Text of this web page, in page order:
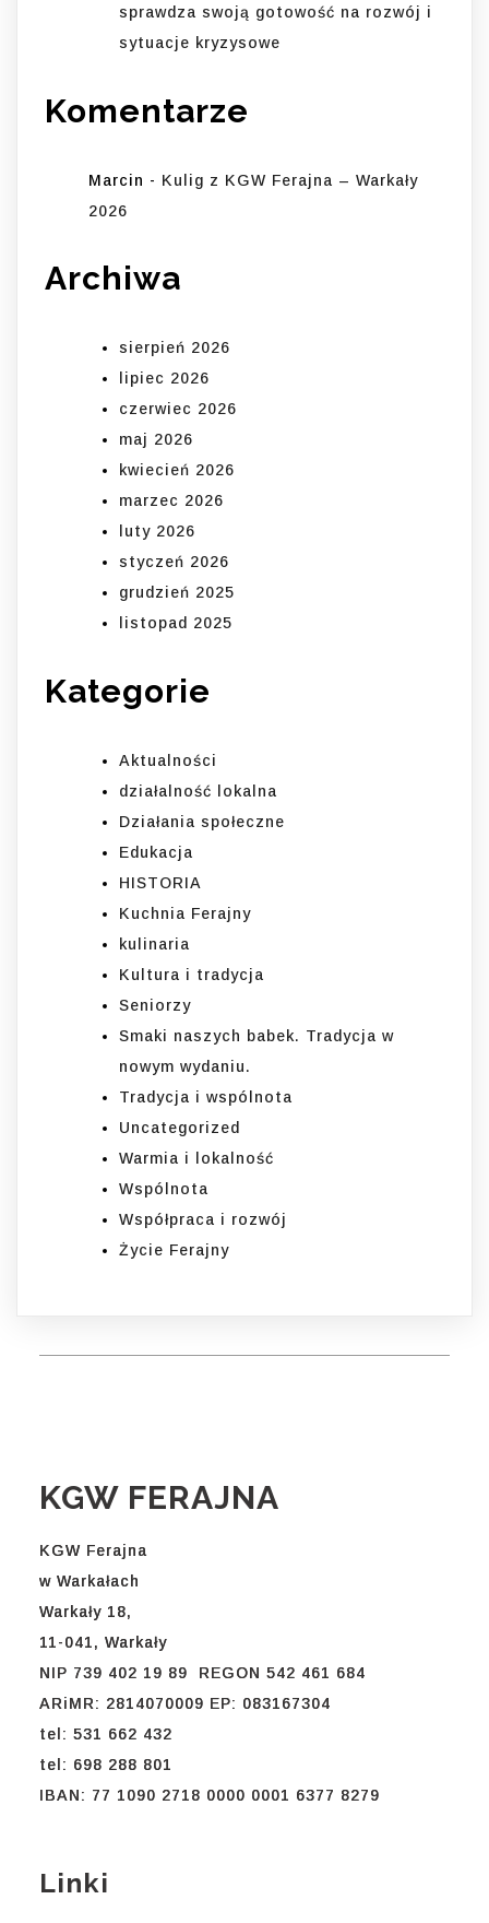
sprawdza swoją gotowość na rozwój i
sytuacje kryzysowe
Komentarze
Marcin - Kulig z KGW Ferajna – Warkały
2026
Archiwa
sierpień 2026
lipiec 2026
czerwiec 2026
maj 2026
kwiecień 2026
marzec 2026
luty 2026
styczeń 2026
grudzień 2025
listopad 2025
Kategorie
Aktualności
działalność lokalna
Działania społeczne
Edukacja
HISTORIA
Kuchnia Ferajny
kulinaria
Kultura i tradycja
Seniorzy
Smaki naszych babek. Tradycja w
nowym wydaniu.
Tradycja i wspólnota
Uncategorized
Warmia i lokalność
Wspólnota
Współpraca i rozwój
Życie Ferajny
KGW FERAJNA
KGW Ferajna
w Warkałach
Warkały 18,
11-041, Warkały
NIP 739 402 19 89 REGON 542 461 684
ARiMR: 2814070009 EP: 083167304
tel: 531 662 432
tel: 698 288 801
IBAN: 77 1090 2718 0000 0001 6377 8279
Linki